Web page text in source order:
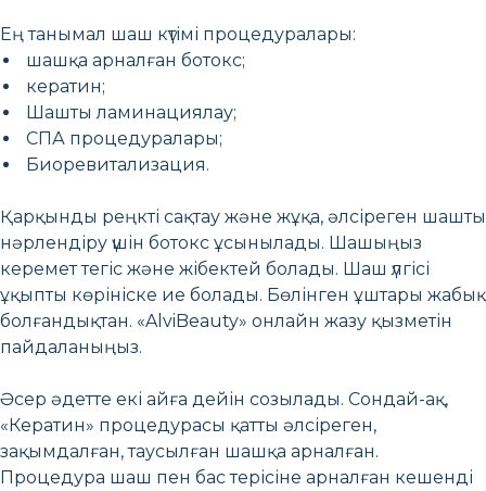
Ең танымал шаш күтімі процедуралары:
шашқа арналған ботокс;
кератин;
Шашты ламинациялау;
СПА процедуралары;
Биоревитализация.
Қарқынды реңкті сақтау және жұқа, әлсіреген шашты
нәрлендіру үшін ботокс ұсынылады. Шашыңыз
керемет тегіс және жібектей болады. Шаш үлгісі
ұқыпты көрініске ие болады. Бөлінген ұштары жабық
болғандықтан. «AlviBeauty» онлайн жазу қызметін
пайдаланыңыз.
Әсер әдетте екі айға дейін созылады. Сондай-ақ,
«Кератин» процедурасы қатты әлсіреген,
зақымдалған, таусылған шашқа арналған.
Процедура шаш пен бас терісіне арналған кешенді